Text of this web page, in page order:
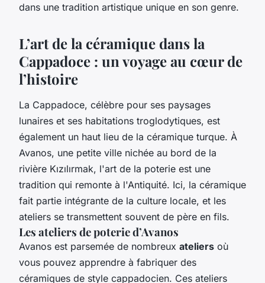
dans une tradition artistique unique en son genre.
L’art de la céramique dans la
Cappadoce : un voyage au cœur de
l’histoire
La Cappadoce, célèbre pour ses paysages
lunaires et ses habitations troglodytiques, est
également un haut lieu de la céramique turque. À
Avanos, une petite ville nichée au bord de la
rivière Kızılırmak, l'art de la poterie est une
tradition qui remonte à l'Antiquité. Ici, la céramique
fait partie intégrante de la culture locale, et les
ateliers se transmettent souvent de père en fils.
Les ateliers de poterie d’Avanos
Avanos est parsemée de nombreux ateliers où
vous pouvez apprendre à fabriquer des
céramiques de style cappadocien. Ces ateliers